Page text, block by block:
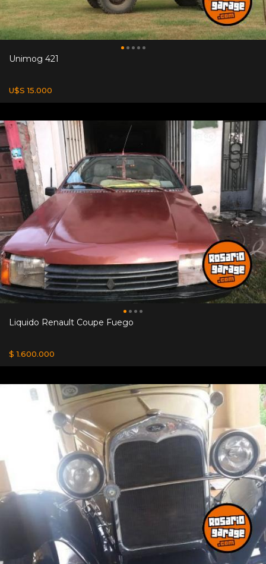
Unimog 421
U$S 15.000
Liquido Renault Coupe Fuego
$ 1.600.000